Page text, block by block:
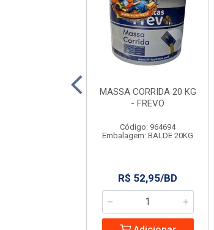
MASSA CORRIDA 20 KG
- FREVO
Código: 964694
Embalagem: BALDE 20KG
R$ 52,95/BD